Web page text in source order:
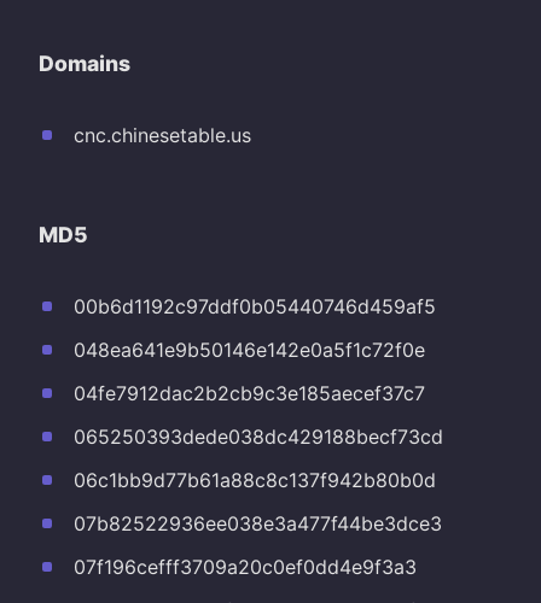
Domains
cnc.chinesetable.us
MD5
00b6d1192c97ddf0b05440746d459af5
048ea641e9b50146e142e0a5f1c72f0e
04fe7912dac2b2cb9c3e185aecef37c7
065250393dede038dc429188becf73cd
06c1bb9d77b61a88c8c137f942b80b0d
07b82522936ee038e3a477f44be3dce3
07f196cefff3709a20c0ef0dd4e9f3a3